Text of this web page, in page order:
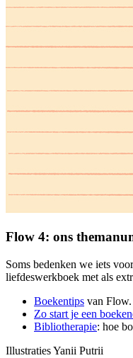
Flow 4: ons
Soms bedenken we iets
liefdeswerkboek met als
Boekentips van Flow.
Zo start je een
Bibliotherapie: hoe
Illustraties Yanii Putrii